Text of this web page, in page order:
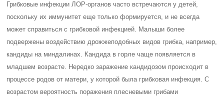
Грибковые инфекции ЛОР-органов часто встречаются у детей,
поскольку их иммунитет еще только формируется, и не всегда
может справиться с грибковой инфекцией. Малыши более
подвержены воздействию дрожжеподобных видов грибка, например,
кандиды на миндалинах. Кандида в горле чаще появляется в
младшем возрасте. Нередко заражение кандидозом происходит в
процессе родов от матери, у которой была грибковая инфекция. С
возрастом вероятность поражения плесневыми грибами